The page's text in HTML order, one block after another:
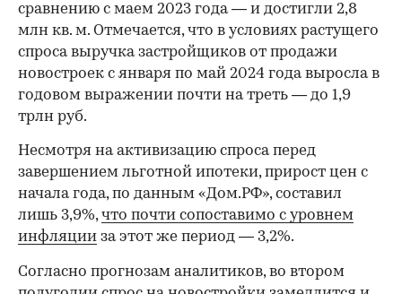
сравнению с маем 2023 года — и достигли 2,8
млн кв. м. Отмечается, что в условиях растущего
спроса выручка застройщиков от продажи
новостроек с января по май 2024 года выросла в
годовом выражении почти на треть — до 1,9
трлн руб.
Несмотря на активизацию спроса перед
завершением льготной ипотеки, прирост цен с
начала года, по данным «Дом.РФ», составил
лишь 3,9%,что почти сопоставимо с уровнем
инфляции за этот же период — 3,2%.
Согласно прогнозам аналитиков, во втором